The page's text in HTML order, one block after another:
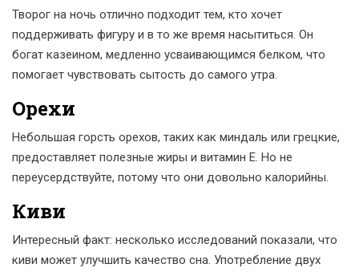
Творог на ночь отлично подходит тем, кто хочет
поддерживать фигуру и в то же время насытиться. Он
богат казеином, медленно усваивающимся белком, что
помогает чувствовать сытость до самого утра.
Орехи
Небольшая горсть орехов, таких как миндаль или грецкие,
предоставляет полезные жиры и витамин E. Но не
переусердствуйте, потому что они довольно калорийны.
Киви
Интересный факт: несколько исследований показали, что
киви может улучшить качество сна. Употребление двух